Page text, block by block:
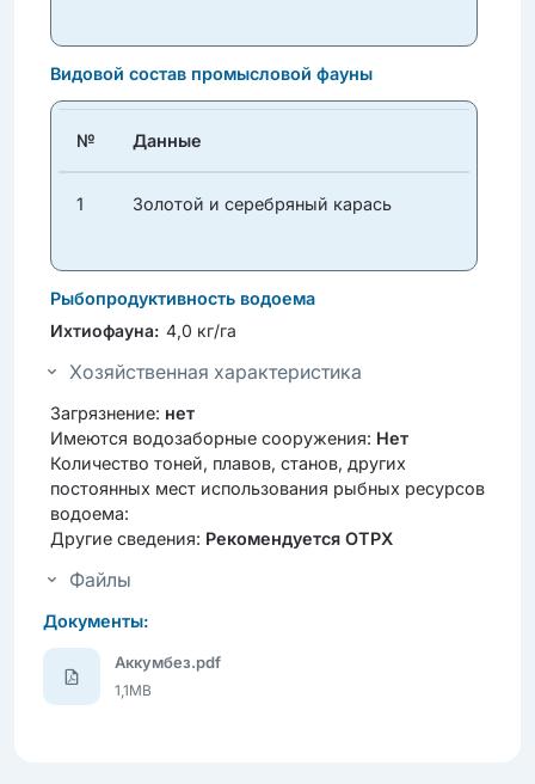
Видовой состав промысловой фауны
№ Данные
1 Золотой и серебряный карась
Рыбопродуктивность водоема
Ихтиофауна: 4,0 кг/га
Хозяйственная характеристика
Загрязнение: нет
Имеются водозаборные сооружения: Нет
Количество тоней, плавов, станов, других
постоянных мест использования рыбных ресурсов
водоема:
Другие сведения: Рекомендуется ОТРХ
Файлы
Документы:
Аккумбез.pdf
1,1MB